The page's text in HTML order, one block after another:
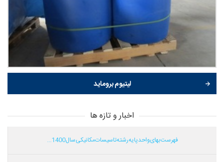
لیتیوم بروماید
اخبار و تازه ها
فهرست بهای واحد پایه رشته تاسیسات مکانیکی سال 1400...